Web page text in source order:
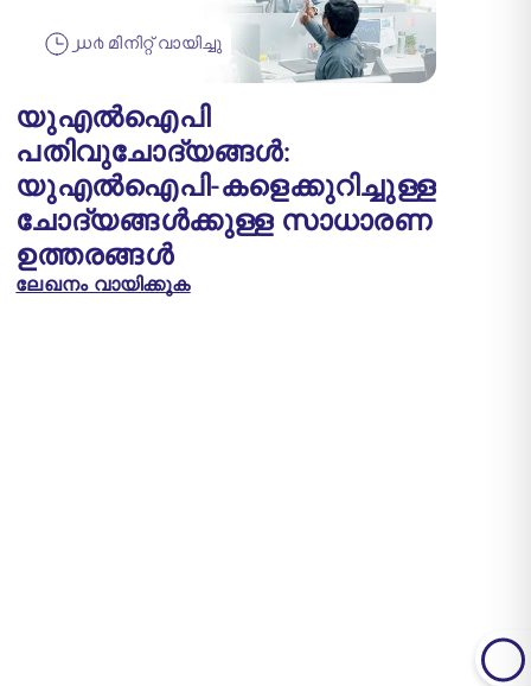
൰൪ മിനിറ്റ് വായിച്ചു
യുഎൽഐപി
പതിവുചോദ്യങ്ങൾ:
യുഎൽഐപി-കളെക്കുറിച്ചുള്ള
ചോദ്യങ്ങൾക്കുള്ള സാധാരണ
ഉത്തരങ്ങൾ
ലേഖനം വായിക്കുക